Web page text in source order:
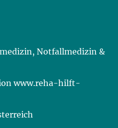
Notfallmedizin &
www.reha-hilft-